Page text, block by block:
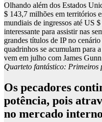
Olhando além dos Estados
$ 143,7 milhões em territórios
mundiais de ingressos até US
interessante para assistir nas
grandes títulos de IP no
quadrinhos se acumulam para
vem em julho com James
Quarteto fantástico: Primeiros
Os pecadores
potência, pois
no mercado interno